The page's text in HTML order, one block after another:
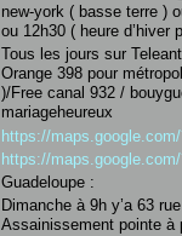
new-york ( basse terre )
ou 12h30 ( heure d’hiver
Tous les jours sur
Orange 398 pour
)/Free canal 932 /
mariageheureux
https://
https://
Guadeloupe :
Dimanche à 9h y’a 63
Assainissement pointe à